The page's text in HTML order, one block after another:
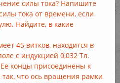
силы тока? Напишите
тока от времени, если
Найдите, в какие
45 витков, находится в
с индукцией 0,032 Тл.
концы присоединены к
что ось вращения рамки